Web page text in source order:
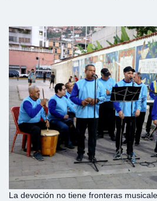
La devoción no tiene fronteras